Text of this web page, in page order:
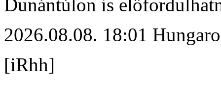
Dunántúlon is
2026.08.08. 18:01
[iRhh]